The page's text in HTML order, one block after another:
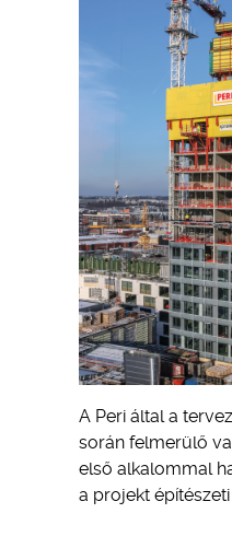
A Peri által a
során felmerülő
első alkalommal
a projekt